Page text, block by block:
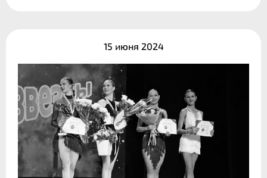
15 июня 2024